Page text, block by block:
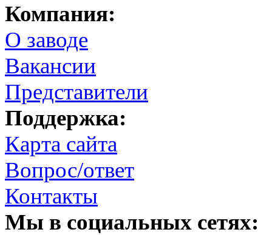
Компания:
О заводе
Вакансии
Представители
Поддержка:
Карта сайта
Вопрос/ответ
Контакты
Мы в социальных сетях: